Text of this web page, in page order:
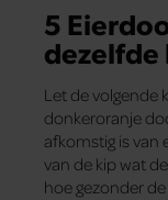
5
dezelfde
Let de volgende
donkeroranje
afkomstig is van
van de kip wat
hoe gezonder